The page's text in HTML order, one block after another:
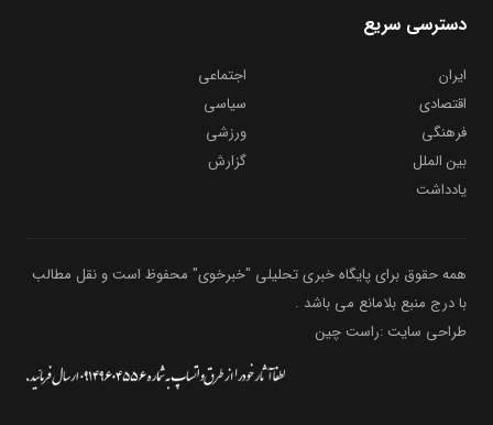
اقتصادی
سیاسی
فرهنگی
ورزشی
بین الملل
گزارش
یادداشت
با درج منبع بلامانع می باشد .
طراحی سایت :راست چین